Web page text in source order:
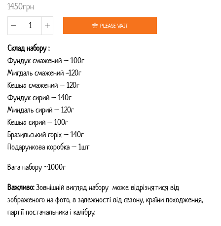
1450грн
Набір
«Nuts
#2
quantity
PLEASE WAIT
Склад набору :
Фундук смажений – 100г
Мигдаль смажений -120г
Кешью смажений – 120г
Фундук сирий – 140г
Миндаль сирий – 120г
Кешью сирий – 100г
Бразильський горіх – 140г
Подарункова коробка – 1шт
Вага набору ~1000г
Важливо:Зовнішній вигляд набору може відрізнятися від
зображеного на фото, в залежності від сезону, країни походження,
партії постачальника і калібру.